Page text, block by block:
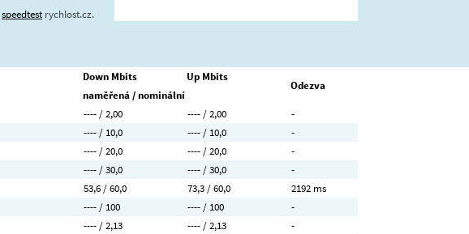
speedtestrychlost.cz.
Down Mbits Up Mbits
Odezva
naměřená / nominální
---- / 2,00 ---- / 2,00
-
---- / 10,0 ---- / 10,0
-
---- / 20,0 ---- / 20,0
-
---- / 30,0 ---- / 30,0
-
53,6 / 60,0 73,3 / 60,0
2192 ms
---- / 100 ---- / 100
-
---- / 2,13 ---- / 2,13
-